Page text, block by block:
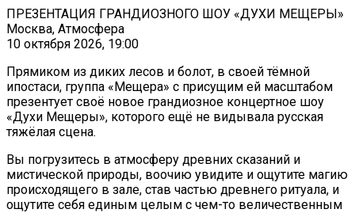
ПРЕЗЕНТАЦИЯ ГРАНДИОЗНОГО ШОУ «ДУХИ МЕЩЕРЫ»
Москва, Атмосфера
10 октября 2026, 19:00
Прямиком из диких лесов и болот, в своей тёмной
ипостаси, группа «Мещера» с присущим ей масштабом
презентует своё новое грандиозное концертное шоу
«Духи Мещеры», которого ещё не видывала русская
тяжёлая сцена.
Вы погрузитесь в атмосферу древних сказаний и
мистической природы, воочию увидите и ощутите магию
происходящего в зале, став частью древнего ритуала, и
ощутите себя единым целым с чем-то величественным